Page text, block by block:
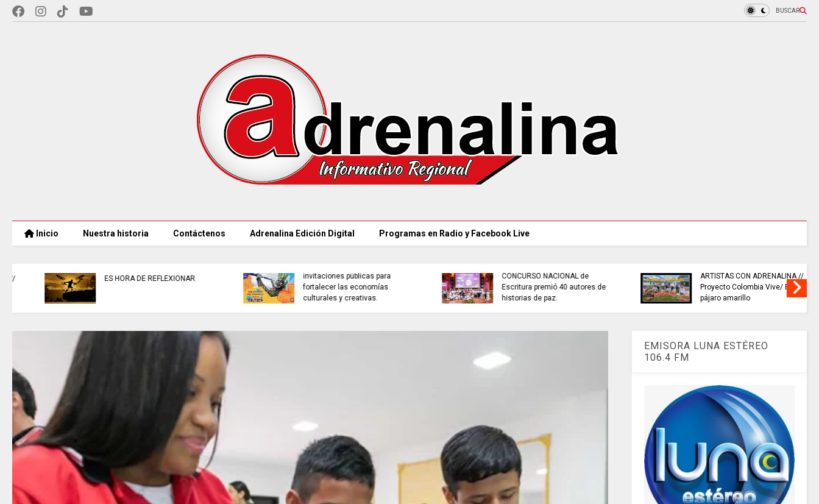
BUSCAR
Inicio Nuestra historia Contáctenos Adrenalina Edición Digital Programas en Radio y Facebook Live
ARTISTAS CON ADRENALINA //
Proyecto Colombia Vive/ El
pájaro amarillo
la venta de energía a Ecuador
para fortalecer la integración
energética.
NOTICIAS de Cundinamarca con
Juan Helmuth Larrahondo
Cardona
INFORMACIÓN internacional
EMISORA LUNA ESTÉREO
106.4 FM